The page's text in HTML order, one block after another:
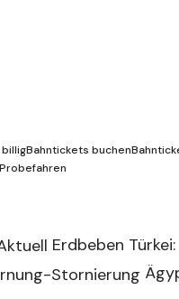
Bahntickets buchen
Probefahren
Erdbeben